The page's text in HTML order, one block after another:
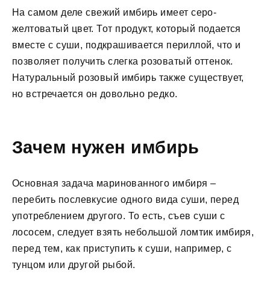
На самом деле свежий имбирь имеет серо-
желтоватый цвет. Тот продукт, который подается
вместе с суши, подкрашивается периллой, что и
позволяет получить слегка розоватый оттенок.
Натуральный розовый имбирь также существует,
но встречается он довольно редко.
Зачем нужен имбирь
Основная задача маринованного имбиря –
перебить послевкусие одного вида суши, перед
употреблением другого. То есть, съев суши с
лососем, следует взять небольшой ломтик имбиря,
перед тем, как приступить к суши, например, с
тунцом или другой рыбой.